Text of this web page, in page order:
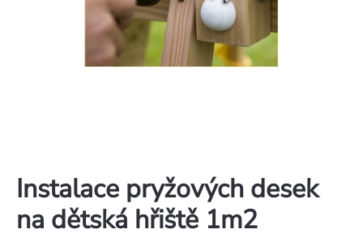
Instalace pryžových desek
na dětská hřiště 1m2